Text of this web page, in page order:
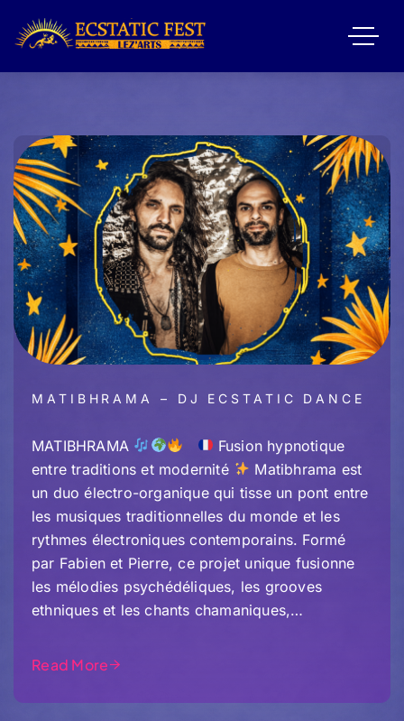
MATIBHRAMA – DJ ECSTATIC DANCE
MATIBHRAMA
Fusion hypnotique
entre traditions et modernité
Matibhrama est
un duo électro-organique qui tisse un pont entre
les musiques traditionnelles du monde et les
rythmes électroniques contemporains. Formé
par Fabien et Pierre, ce projet unique fusionne
les mélodies psychédéliques, les grooves
ethniques et les chants chamaniques,…
Read More